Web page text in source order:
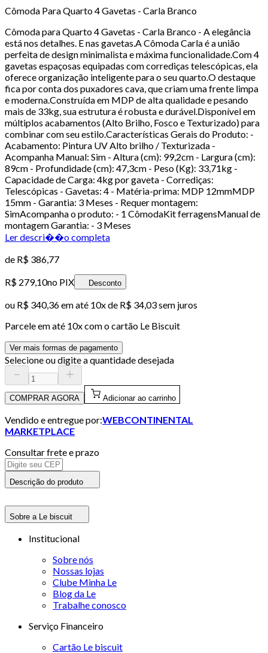
Cômoda Para Quarto 4 Gavetas - Carla Branco
Cômoda para Quarto 4 Gavetas - Carla Branco - A elegância
está nos detalhes. E nas gavetas.A Cômoda Carla é a união
perfeita de design minimalista e máxima funcionalidade.Com 4
gavetas espaçosas equipadas com corrediças telescópicas, ela
oferece organização inteligente para o seu quarto.O destaque
fica por conta dos puxadores cava, que criam uma frente limpa
e moderna.Construída em MDP de alta qualidade e pesando
mais de 33kg, sua estrutura é robusta e durável.Disponível em
múltiplos acabamentos (Alto Brilho, Fosco e Texturizado) para
combinar com seu estilo.Características Gerais do Produto: -
Acabamento: Pintura UV Alto brilho / Texturizada -
Acompanha Manual: Sim - Altura (cm): 99,2cm - Largura (cm):
89cm - Profundidade (cm): 47,3cm - Peso (Kg): 33,71kg -
Capacidade de Carga: 4kg por gaveta - Corrediças:
Telescópicas - Gavetas: 4 - Matéria-prima: MDP 12mmMDP
15mm - Garantia: 3 Meses - Requer montagem:
SimAcompanha o produto: - 1 CômodaKit ferragensManual de
montagem Garantia: - 3 Meses
Ler descri��o completa
de R$ 386,77
R$ 279,10no PIX Desconto
ou R$ 340,36em até 10x de R$ 34,03 sem juros
Parcele em até 10x com o cartão Le Biscuit
Ver mais formas de pagamento
Selecione ou digite a quantidade desejada
COMPRAR AGORA Adicionar ao carrinho
Vendido e entregue por:WEBCONTINENTAL
MARKETPLACE
Consultar frete e prazo
Descrição do produto
Sobre a Le biscuit
Institucional
Sobre nós
Nossas lojas
Clube Minha Le
Blog da Le
Trabalhe conosco
Serviço Financeiro
Cartão Le biscuit